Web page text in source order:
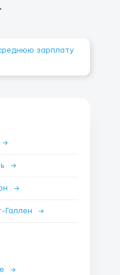
зарплату
→
→
→
Галлен →
→